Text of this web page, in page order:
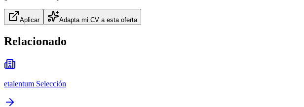
Aplicar Adapta mi CV a esta oferta
Relacionado
etalentum Selección